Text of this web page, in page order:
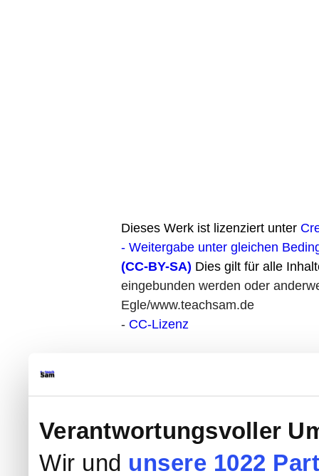
Verantwortungsvoller
Wir und unsere 1022
Dieses Werk ist lizenziert unter
- Weitergabe unter gleichen
(CC-BY-SA) Dies gilt für alle
eingebunden werden oder
Egle/www.teachsam.de
- CC-Lizenz